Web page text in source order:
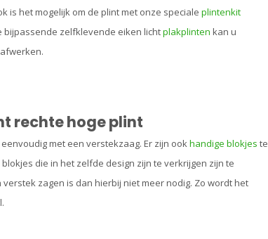
is het mogelijk om de plint met onze speciale plintenkit
bijpassende zelfklevende eiken lichtplakplinten kan u
rechte hoge plint
met een verstekzaag. Er zijn ookhandige blokjes te
die in het zelfde design zijn te verkrijgen zijn te
zagen is dan hierbij niet meer nodig. Zo wordt het